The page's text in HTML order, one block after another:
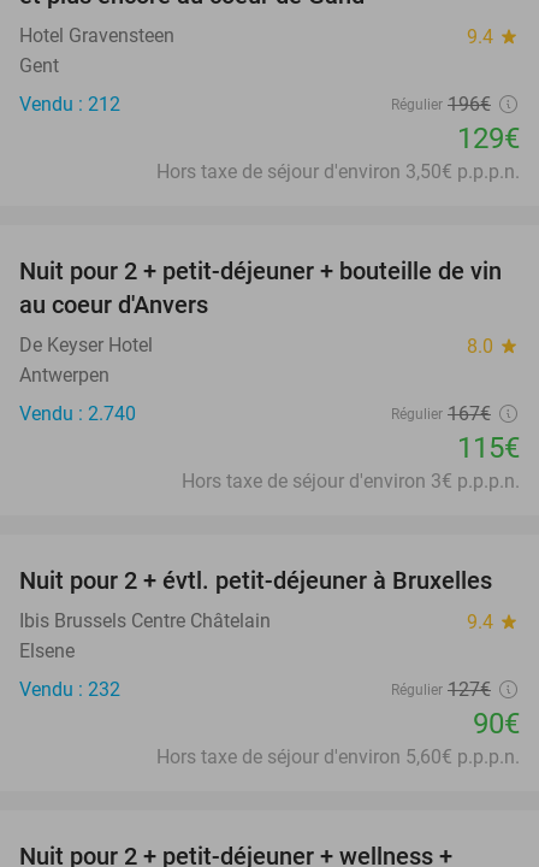
Hotel Gravensteen 9.4 star
Gent
Vendu : 212
Régulier 196€
129€
Hors taxe de séjour d'environ 3,50€ p.p.p.n.
31%
Nuit pour 2 + petit-déjeuner + bouteille de vin
au coeur d'Anvers
De Keyser Hotel 8.0 star
Antwerpen
Vendu : 2.740
Régulier 167€
115€
Hors taxe de séjour d'environ 3€ p.p.p.n.
29%
Nuit pour 2 + évtl. petit-déjeuner à Bruxelles
Ibis Brussels Centre Châtelain 9.4 star
Elsene
Vendu : 232
Régulier 127€
90€
Hors taxe de séjour d'environ 5,60€ p.p.p.n.
Nuit pour 2 + petit-déjeuner + wellness +